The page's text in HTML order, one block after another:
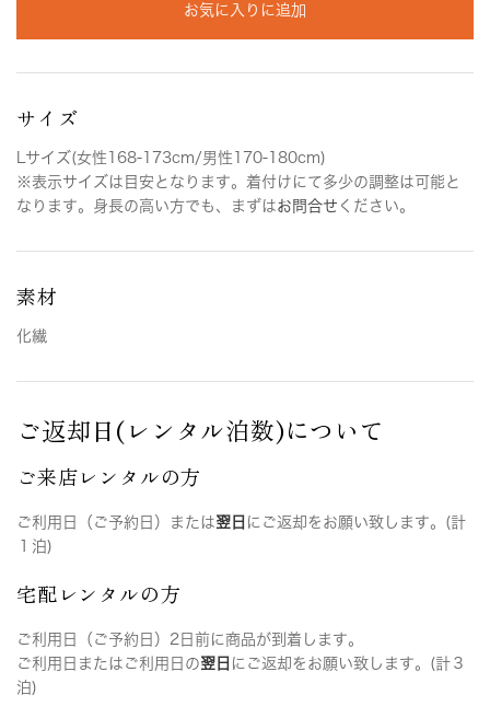
お気に入りに追加
サイズ
Lサイズ(女性168-173cm/男性170-180cm)
※表示サイズは目安となります。着付けにて多少の調整は可能と
なります。身長の高い方でも、まずはお問合せ ください。
素材
化繊
ご返却日(レンタル泊数)について
ご来店レンタルの方
ご利用日（ご予約日）または翌日 にご返却をお願い致します。(計
１泊)
宅配レンタルの方
ご利用日（ご予約日）2日前に商品が到着します。
ご利用日またはご利用日の翌日 にご返却をお願い致します。(計３
泊)